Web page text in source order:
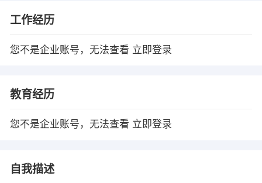
工作经历
您不是企业账号，无法查看 立即登录
教育经历
您不是企业账号，无法查看 立即登录
自我描述